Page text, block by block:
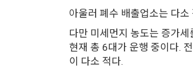
아울러 폐수 배출업소는 다
다만 미세먼지 농도는 증가
현재 총 6대가 운행 중이다.
이 다소 적다.